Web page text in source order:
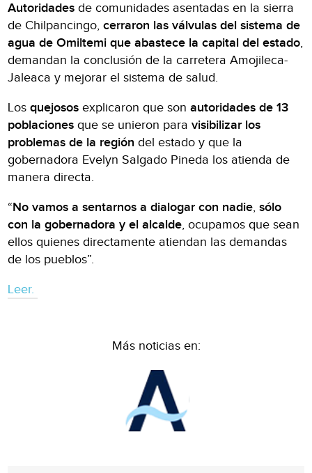
Autoridades de comunidades asentadas en la sierra
de Chilpancingo,cerraron las válvulas del sistema de
agua de Omiltemi que abastece la capital del estado,
demandan la conclusión de la carretera Amojileca-
Jaleaca y mejorar el sistema de salud.
Losquejosos explicaron que sonautoridades de 13
poblaciones que se unieron paravisibilizar los
problemas de la región del estado y que la
gobernadora Evelyn Salgado Pineda los atienda de
manera directa.
“No vamos a sentarnos a dialogar con nadie,sólo
con la gobernadora y el alcalde, ocupamos que sean
ellos quienes directamente atiendan las demandas
de los pueblos”.
Leer.
Más noticias en: